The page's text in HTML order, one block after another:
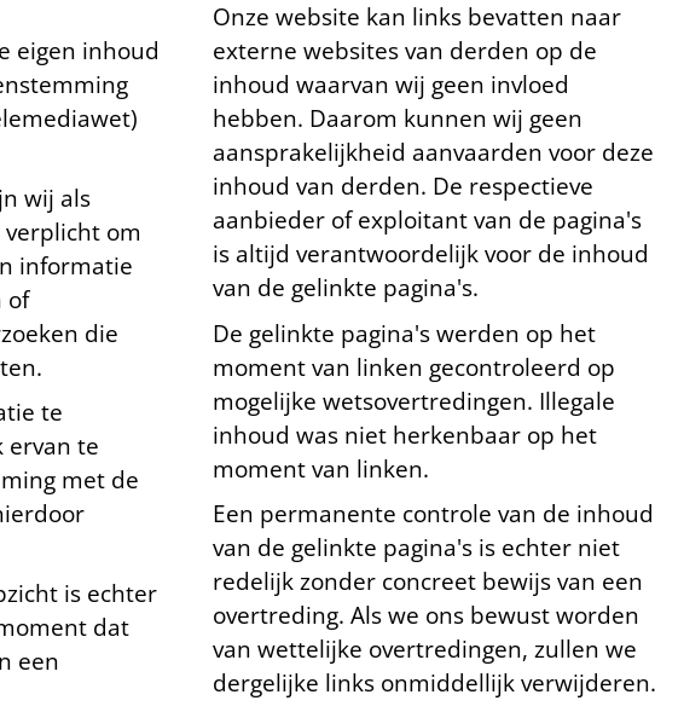
eigen inhoud
wij als
om
informatie
of
die
te
ervan te
met de
is echter
dat
een
Onze website kan links bevatten naar
externe websites van derden op de
inhoud waarvan wij geen invloed
hebben. Daarom kunnen wij geen
aansprakelijkheid aanvaarden voor deze
inhoud van derden. De respectieve
aanbieder of exploitant van de pagina's
is altijd verantwoordelijk voor de inhoud
van de gelinkte pagina's.
De gelinkte pagina's werden op het
moment van linken gecontroleerd op
mogelijke wetsovertredingen. Illegale
inhoud was niet herkenbaar op het
moment van linken.
Een permanente controle van de inhoud
van de gelinkte pagina's is echter niet
redelijk zonder concreet bewijs van een
overtreding. Als we ons bewust worden
van wettelijke overtredingen, zullen we
dergelijke links onmiddellijk verwijderen.